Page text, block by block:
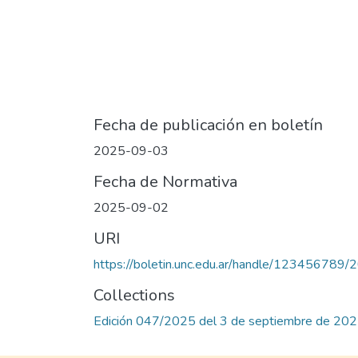
Fecha de publicación en boletín
2025-09-03
Fecha de Normativa
2025-09-02
URI
https://boletin.unc.edu.ar/handle/123456789/
Collections
Edición 047/2025 del 3 de septiembre de